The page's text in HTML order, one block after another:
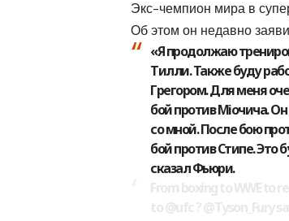
Экс-чемпион мира в
Об этом он недавно
«Я продолжаю
Тилли. Также буду
Грегором. Для меня
бой против Міочича.
со мной. После бою
бой против Стипе. Это
сказал Фьюри.